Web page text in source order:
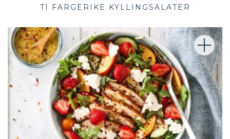
TI FARGERIKE KYLLINGSALATER